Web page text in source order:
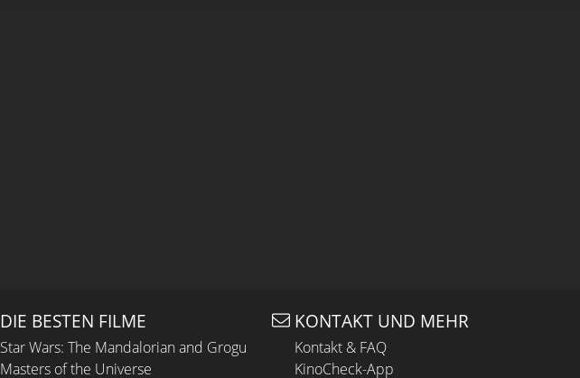
DIE BESTEN FILME
Star Wars: The Mandalorian and Grogu
Masters of the Universe
KONTAKT UND MEHR
Kontakt & FAQ
KinoCheck-App